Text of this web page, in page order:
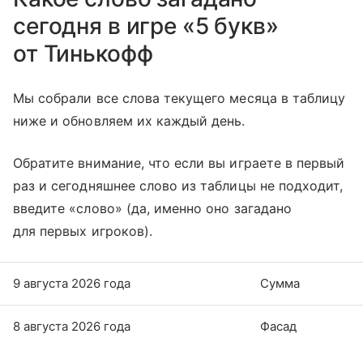
сегодня в игре «5 букв»
от Тинькофф
Мы собрали все слова текущего месяца в таблицу
ниже и обновляем их каждый день.
Обратите внимание, что если вы играете в первый
раз и сегодняшнее слово из таблицы не подходит,
введите «слово» (да, именно оно загадано
для первых игроков).
9 августа 2026 года Сумма
8 августа 2026 года Фасад